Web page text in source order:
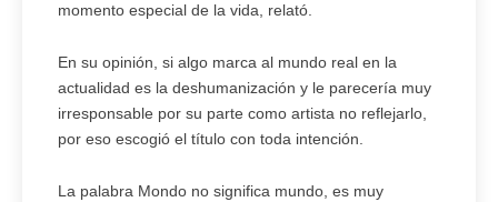
momento especial de la vida, relató.
En su opinión, si algo marca al mundo real en la
actualidad es la deshumanización y le parecería muy
irresponsable por su parte como artista no reflejarlo,
por eso escogió el título con toda intención.
La palabra Mondo no significa mundo, es muy